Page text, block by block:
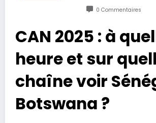
0 Commentaires
CAN 2025 : à
heure et sur
chaîne voir
Botswana ?